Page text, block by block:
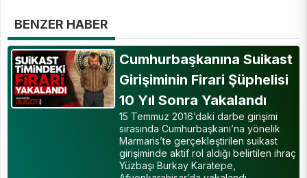
BENZER HABER
Cumhurbaşkanına Suikast
Girişiminin Firari Şüphelisi
10 Yıl Sonra Yakalandı
15 Temmuz 2016’daki darbe girişimi
sırasında Cumhurbaşkanı’na yönelik
Marmaris’te gerçekleştirilen suikast
girişiminde aktif rol aldığı belirtilen ihraç
Yüzbaşı Burkay Karatepe,